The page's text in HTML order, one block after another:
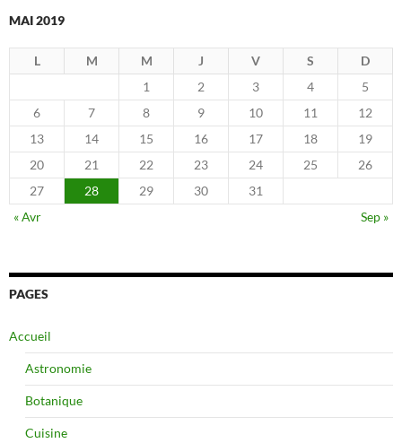
MAI 2019
L M M J V S
D
1
2 3 4
5
6
7 8 9 10 11
12
13
14 15 16 17 18
19
20
21 22 23 24 25
26
27
28 29 30
31
« Avr
Sep »
PAGES
Accueil
Astronomie
Botanique
Cuisine